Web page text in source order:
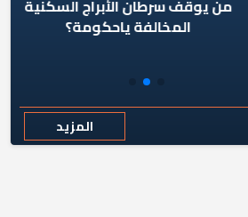
من يوقف سرطان الأبراج السكنية
المخالفة ياحكومة؟
المزيد